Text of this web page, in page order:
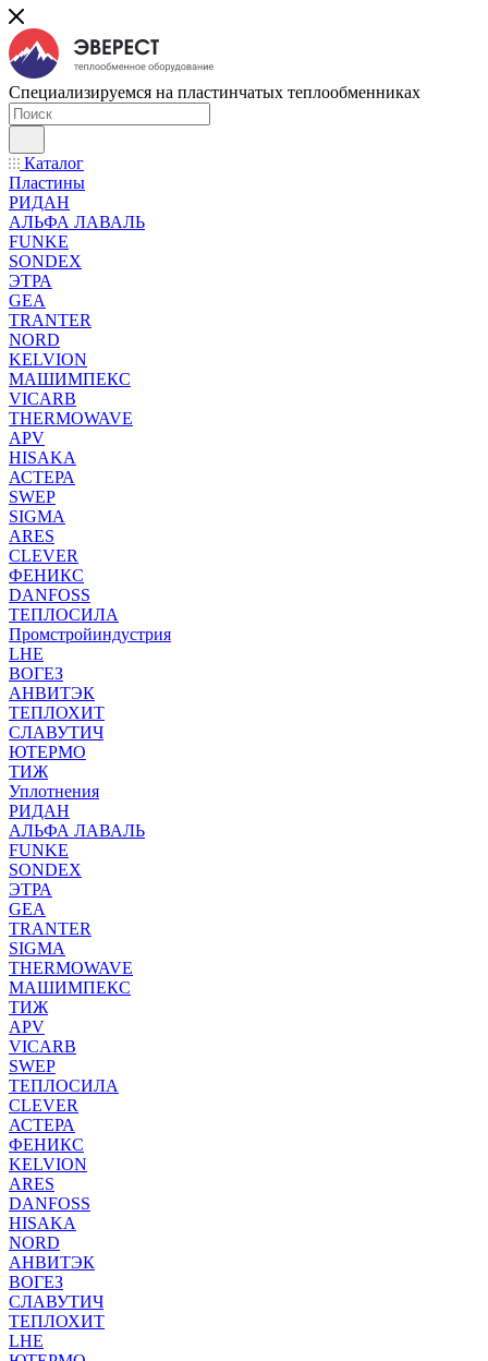
Специализируемся на пластинчатых теплообменниках
Каталог
Пластины
РИДАН
АЛЬФА ЛАВАЛЬ
FUNKE
SONDEX
ЭТРА
GEA
TRANTER
NORD
KELVION
МАШИМПЕКС
VICARB
THERMOWAVE
APV
HISAKA
АСТЕРА
SWEP
SIGMA
ARES
CLEVER
ФЕНИКС
DANFOSS
ТЕПЛОСИЛА
Промстройиндустрия
LHE
ВОГЕЗ
АНВИТЭК
ТЕПЛОХИТ
СЛАВУТИЧ
ЮТЕРМО
ТИЖ
Уплотнения
РИДАН
АЛЬФА ЛАВАЛЬ
FUNKE
SONDEX
ЭТРА
GEA
TRANTER
SIGMA
THERMOWAVE
МАШИМПЕКС
ТИЖ
APV
VICARB
SWEP
ТЕПЛОСИЛА
CLEVER
АСТЕРА
ФЕНИКС
KELVION
ARES
DANFOSS
HISAKA
NORD
АНВИТЭК
ВОГЕЗ
СЛАВУТИЧ
ТЕПЛОХИТ
LHE